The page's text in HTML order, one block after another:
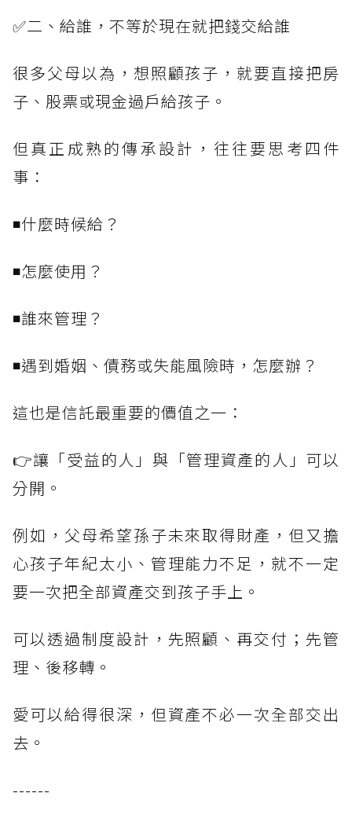
✅二、給誰，不等於現在就把錢交給誰
很多父母以為，想照顧孩子，就要直接把房
子、股票或現金過戶給孩子。
但真正成熟的傳承設計，往往要思考四件
事：
◾什麼時候給？
◾怎麼使用？
◾誰來管理？
◾遇到婚姻、債務或失能風險時，怎麼辦？
這也是信託最重要的價值之一：
👉讓「受益的人」與「管理資產的人」可以
分開。
例如，父母希望孫子未來取得財產，但又擔
心孩子年紀太小、管理能力不足，就不一定
要一次把全部資產交到孩子手上。
可以透過制度設計，先照顧、再交付；先管
理、後移轉。
愛可以給得很深，但資產不必一次全部交出
去。
------